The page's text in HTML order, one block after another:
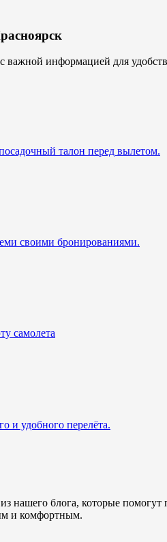
важной информацией для
талон перед вылетом.
своими бронированиями.
самолета
и удобного перелёта.
нашего блога, которые
и комфортным.